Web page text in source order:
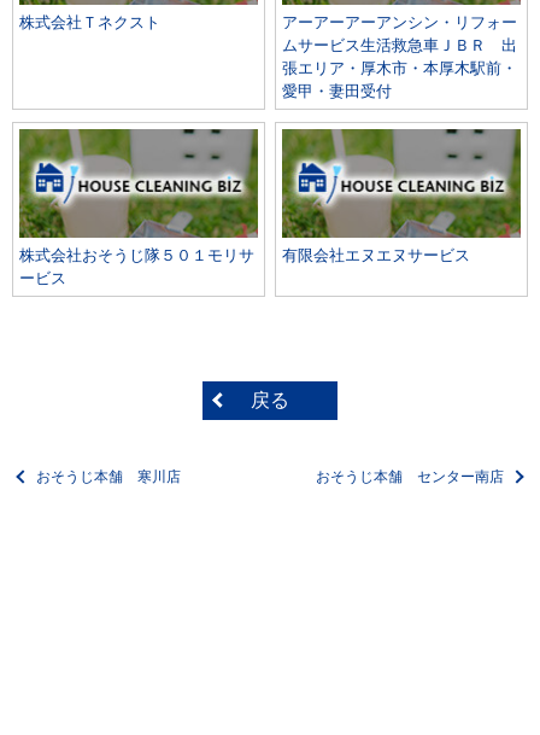
株式会社Ｔネクスト
アーアーアーアンシン・リフォー
ムサービス生活救急車ＪＢＲ 出
張エリア・厚木市・本厚木駅前・
愛甲・妻田受付
株式会社おそうじ隊５０１モリサ
ービス
有限会社エヌエヌサービス
戻る
おそうじ本舗 寒川店 おそうじ本舗 センター南店